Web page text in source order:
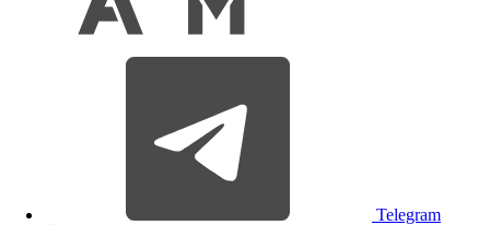
Telegram